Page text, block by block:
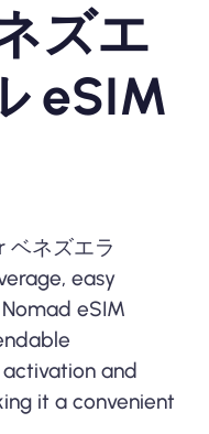
ズエ
eSIM
ベネズエラ
easy
eSIM
and
it a convenient